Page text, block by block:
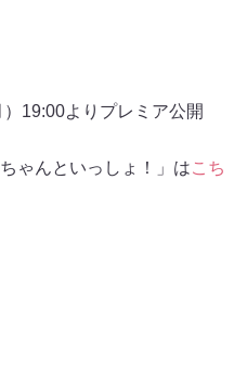
19:00よりプレミア公開
ゃんといっしょ！」はこち